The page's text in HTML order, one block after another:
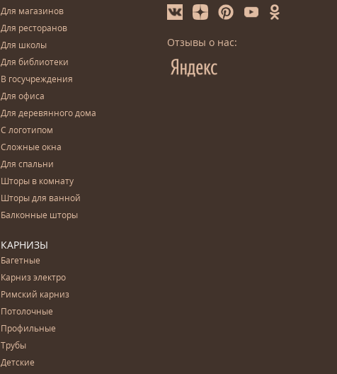
Для магазинов
Для ресторанов
Для школы
Для библиотеки
В госучреждения
Для офиса
Для деревянного дома
С логотипом
Сложные окна
Для спальни
Шторы в комнату
Шторы для ванной
Балконные шторы
КАРНИЗЫ
Багетные
Карниз электро
Римский карниз
Потолочные
Профильные
Трубы
Детские
Отзывы о нас: